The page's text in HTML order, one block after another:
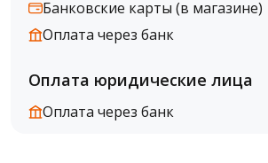
Банковские карты (в магазине)
Оплата через банк
Оплата юридические лица
Оплата через банк